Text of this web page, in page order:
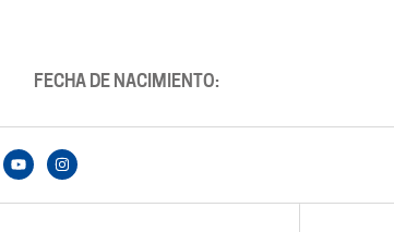
FECHA DE NACIMIENTO: